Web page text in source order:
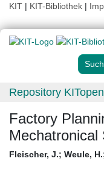
KIT | KIT-Bibliothek |
Repository KITopen
Factory
Mechatronical
Fleischer, J.; Weule, H.